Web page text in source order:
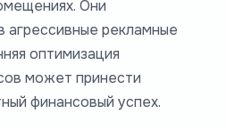
Они
агрессивные рекламные
оптимизация
может принести
финансовый успех.